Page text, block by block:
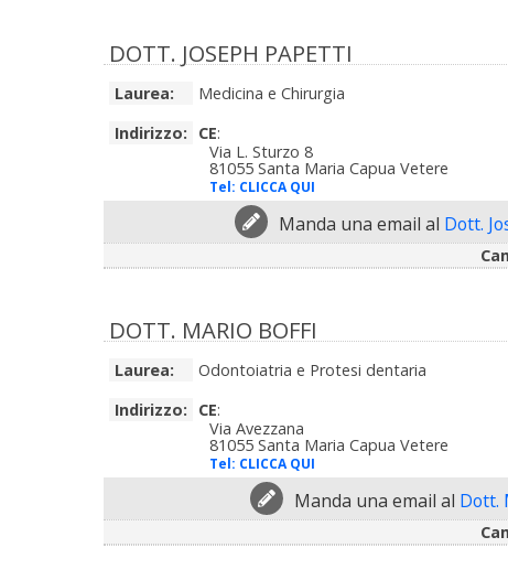
DOTT. JOSEPH PAPETTI
Laurea:
Medicina e Chirurgia
Indirizzo:
CE:
Via L. Sturzo 8
81055 Santa Maria Capua Vetere
Tel: CLICCA QUI
Manda una email al Dott.
DOTT. MARIO BOFFI
Laurea:
Odontoiatria e Protesi dentaria
Indirizzo:
CE:
Via Avezzana
81055 Santa Maria Capua Vetere
Tel: CLICCA QUI
Manda una email al Dott.